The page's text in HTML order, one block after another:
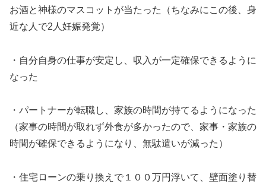
お酒と神様のマスコットが当たった（ちなみにこの後、身
近な人で2人妊娠発覚）
・自分自身の仕事が安定し、収入が一定確保できるように
なった
・パートナーが転職し、家族の時間が持てるようになった
（家事の時間が取れず外食が多かったので、家事・家族の
時間が確保できるようになり、無駄遣いが減った）
・住宅ローンの乗り換えで１００万円浮いて、壁面塗り替